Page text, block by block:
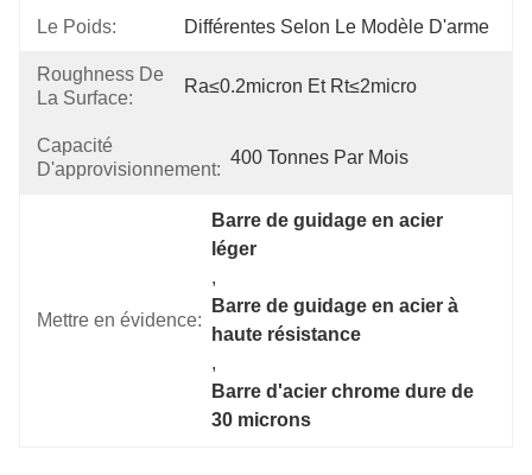
Le Poids: Différentes Selon Le Modèle D'arme
Roughness De
La Surface:
Ra≤0.2micron Et Rt≤2micro
Capacité
D'approvisionnement:
400 Tonnes Par Mois
Mettre en évidence:
Barre de guidage en acier
léger
,
Barre de guidage en acier à
haute résistance
,
Barre d'acier chrome dure de
30 microns